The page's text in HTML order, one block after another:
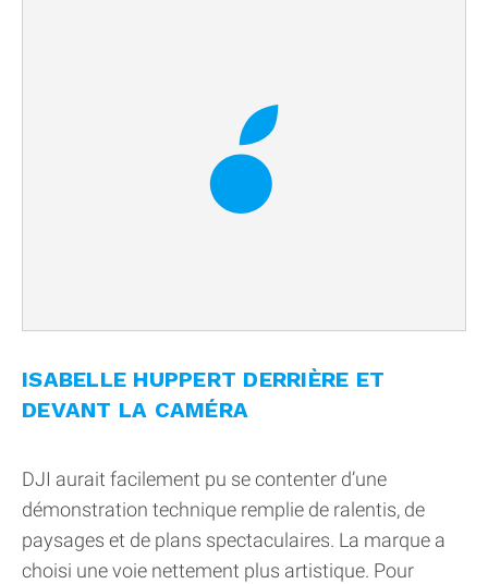
ISABELLE HUPPERT DERRIÈRE ET
DEVANT LA CAMÉRA
DJI aurait facilement pu se contenter d’une
démonstration technique remplie de ralentis, de
paysages et de plans spectaculaires. La marque a
choisi une voie nettement plus artistique. Pour